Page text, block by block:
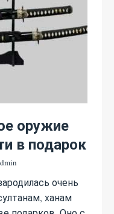
оружие
в подарок
очень
ханам